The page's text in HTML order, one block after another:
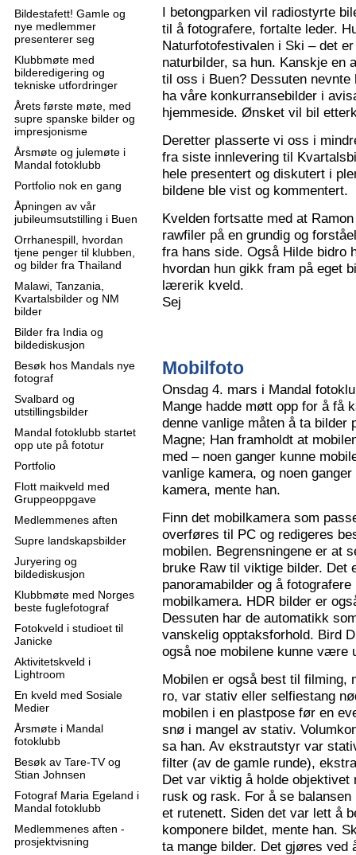
Bildestafett! Gamle og
nye medlemmer
presenterer seg
Klubbmøte med
bilderedigering og
tekniske utfordringer
Årets første møte, med
supre spanske bilder og
impresjonisme
Årsmøte og julemøte i
Mandal fotoklubb
Portfolio nok en gang
Åpningen av vår
jubileumsutstilling i Buen
Orrhanespill, hvordan
tjene penger til klubben,
og bilder fra Thailand
Malawi, Tanzania,
Kvartalsbilder og NM
bilder
Bilder fra India og
bildediskusjon
Besøk hos Mandals nye
fotograf
Svalbard og
utstillingsbilder
Mandal fotoklubb startet
opp ute på fototur
Portfolio
Flott maikveld med
Gruppeoppgave
Medlemmenes aften
Supre landskapsbilder
Juryering og
bildediskusjon
Klubbmøte med Norges
beste fuglefotograf
Fotokveld i studioet til
Janicke
Aktivitetskveld i
Lightroom
En kveld med Sosiale
Medier
Årsmøte i Mandal
fotoklubb
Besøk av Tare-TV og
Stian Johnsen
Fotograf Maria Egeland i
Mandal fotoklubb
Medlemmenes aften -
prosjektvisning
I betongparken vil radiostyrte
til å fotografere, fortalte leder.
Naturfotofestivalen i Ski – det
naturbilder, sa hun. Kanskje en
til oss i Buen? Dessuten
ha våre konkurransebilder i
hjemmeside. Ønsket vil bil
Deretter plasserte vi oss i
fra siste innlevering til
hele presentert og diskutert i
bildene ble vist og kommentert.
Kvelden fortsatte med at
rawfiler på en grundig og
fra hans side. Også Hilde bidro
hvordan hun gikk fram på eget
lærerik kveld.
Sej
Mobilfoto
Onsdag 4. mars i Mandal
Mange hadde møtt opp for å få
denne vanlige måten å ta bilder
Magne; Han framholdt at
med – noen ganger kunne
vanlige kamera, og noen
kamera, mente han.
Finn det mobilkamera som
overføres til PC og redigeres
mobilen. Begrensningene er at
bruke Raw til viktige bilder. Det
panoramabilder og å
mobilkamera. HDR bilder er
Dessuten har de automatikk
vanskelig opptaksforhold. Bird
også noe mobilene kunne være
Mobilen er også best til filming,
ro, var stativ eller selfiestang
mobilen i en plastpose før en
snø i mangel av stativ.
sa han. Av ekstrautstyr var
filter (av de gamle runde),
Det var viktig å holde
rusk og rask. For å se
et rutenett. Siden det var lett å
komponere bildet, mente han.
ta mange bilder. Det gjøres ved